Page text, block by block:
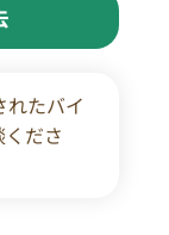
れたバイ
ださ